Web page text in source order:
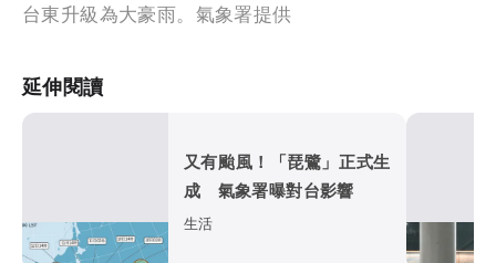
台東升級為大豪雨。氣象署提供
延伸閱讀
又有颱風！「琵鷺」正式生
成 氣象署曝對台影響
生活